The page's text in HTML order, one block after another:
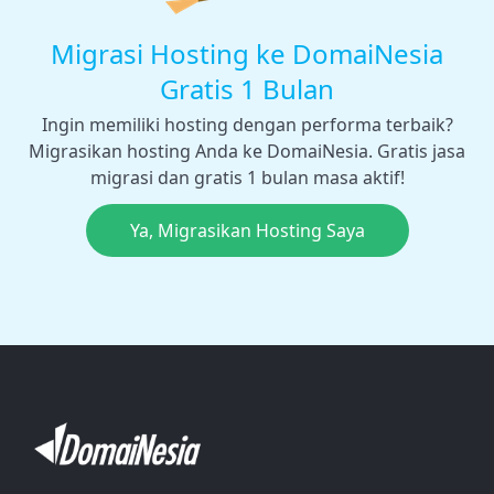
Migrasi Hosting ke DomaiNesia
Gratis 1 Bulan
Ingin memiliki hosting dengan performa terbaik?
Migrasikan hosting Anda ke DomaiNesia. Gratis jasa
migrasi dan gratis 1 bulan masa aktif!
Ya, Migrasikan Hosting Saya